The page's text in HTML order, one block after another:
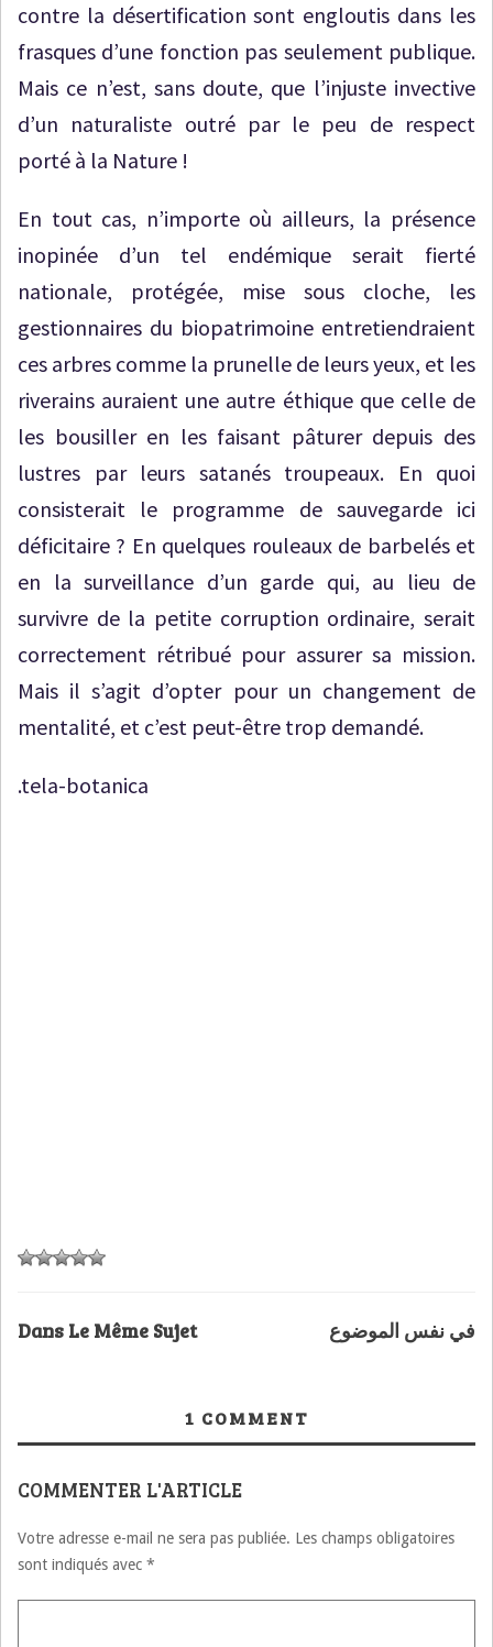
contre la désertification sont engloutis dans les
frasques d’une fonction pas seulement publique.
Mais ce n’est, sans doute, que l’injuste invective
d’un naturaliste outré par le peu de respect
porté à la Nature !
En tout cas, n’importe où ailleurs, la présence
inopinée d’un tel endémique serait fierté
nationale, protégée, mise sous cloche, les
gestionnaires du biopatrimoine entretiendraient
ces arbres comme la prunelle de leurs yeux, et les
riverains auraient une autre éthique que celle de
les bousiller en les faisant pâturer depuis des
lustres par leurs satanés troupeaux. En quoi
consisterait le programme de sauvegarde ici
déficitaire ? En quelques rouleaux de barbelés et
en la surveillance d’un garde qui, au lieu de
survivre de la petite corruption ordinaire, serait
correctement rétribué pour assurer sa mission.
Mais il s’agit d’opter pour un changement de
mentalité, et c’est peut-être trop demandé.
.tela-botanica
Dans Le Même Sujet في نفس الموضوع
1 COMMENT
COMMENTER L'ARTICLE
Votre adresse e-mail ne sera pas publiée. Les champs obligatoires
sont indiqués avec *